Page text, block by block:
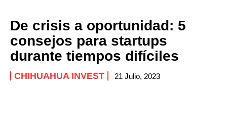
De crisis a oportunidad: 5
consejos para startups
durante tiempos difíciles
CHIHUAHUA INVEST 21 Julio, 2023